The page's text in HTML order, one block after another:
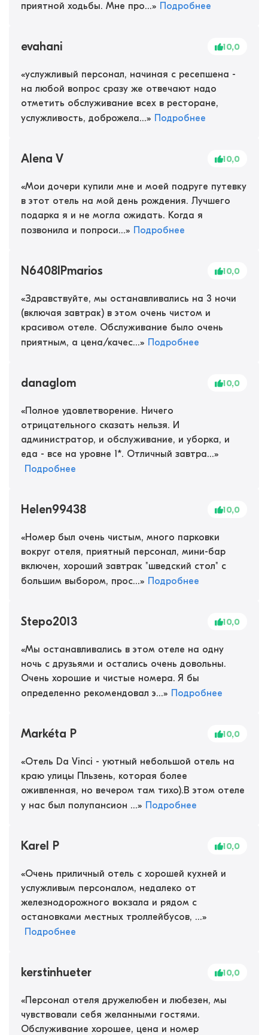
приятной ходьбы. Мне про...» Подробнее
evahani 10,0
«услужливый персонал, начиная с ресепшена -
на любой вопрос сразу же отвечают надо
отметить обслуживание всех в ресторане,
услужливость, доброжела...» Подробнее
Alena V 10,0
«Мои дочери купили мне и моей подруге путевку
в этот отель на мой день рождения. Лучшего
подарка я и не могла ожидать. Когда я
позвонила и попроси...» Подробнее
N6408IPmarios 10,0
«Здравствуйте, мы останавливались на 3 ночи
(включая завтрак) в этом очень чистом и
красивом отеле. Обслуживание было очень
приятным, а цена/качес...» Подробнее
danaglom 10,0
«Полное удовлетворение. Ничего
отрицательного сказать нельзя. И
администратор, и обслуживание, и уборка, и
еда - все на уровне 1*. Отличный завтра...»
Подробнее
Helen99438 10,0
«Номер был очень чистым, много парковки
вокруг отеля, приятный персонал, мини-бар
включен, хороший завтрак "шведский стол" с
большим выбором, прос...» Подробнее
Stepo2013 10,0
«Мы останавливались в этом отеле на одну
ночь с друзьями и остались очень довольны.
Очень хорошие и чистые номера. Я бы
определенно рекомендовал э...» Подробнее
Markéta P 10,0
«Отель Da Vinci - уютный небольшой отель на
краю улицы Пльзень, которая более
оживленная, но вечером там тихо).В этом отеле
у нас был полупансион ...» Подробнее
Karel P 10,0
«Очень приличный отель с хорошей кухней и
услужливым персоналом, недалеко от
железнодорожного вокзала и рядом с
остановками местных троллейбусов, ...»
Подробнее
kerstinhueter 10,0
«Персонал отеля дружелюбен и любезен, мы
чувствовали себя желанными гостями.
Обслуживание хорошее, цена и номер